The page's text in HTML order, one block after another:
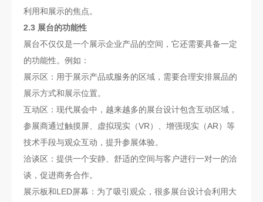
利用和展示的焦点。
2.3 展台的功能性
展台不仅仅是一个展示企业产品的空间，它还需要具备一定
的功能性。例如：
展示区：用于展示产品或服务的区域，需要合理安排展品的
展示方式和展示位置。
互动区：现代展会中，越来越多的展台设计包含互动区域，
参展商通过触摸屏、虚拟现实（VR）、增强现实（AR）等
技术手段与观众互动，提升参展体验。
洽谈区：提供一个安静、舒适的空间与客户进行一对一的洽
谈，促进商务合作。
展示板和LED屏幕：为了吸引观众，很多展台设计会利用大